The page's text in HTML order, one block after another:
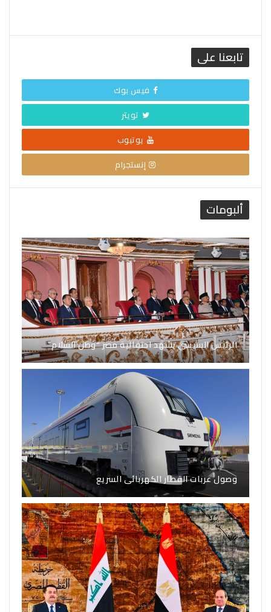
تابعنا على
فيس بوك
تويتر
يوتيوب
إنستجرام
ألبومات
الرئيس السيسي يشهد احتفالية مصر “وطن السلام”
وصول عربات القطار الكهربائى السريع